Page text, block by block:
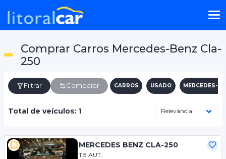
Comprar Carros Mercedes-Benz Cla-
250
Filtrar Comparar CARROS USADO MERCEDES-
Total de veículos: 1
MERCEDES BENZ CLA-250
TB AUT.